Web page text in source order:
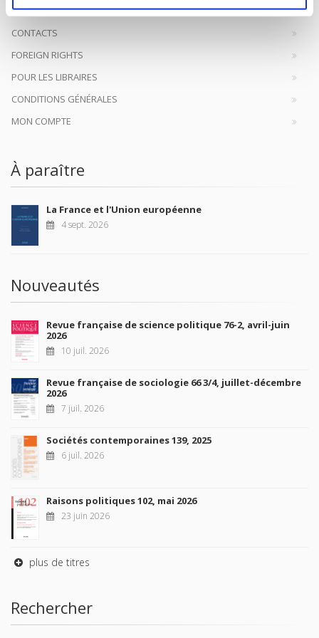
CONTACTS
FOREIGN RIGHTS
POUR LES LIBRAIRES
CONDITIONS GÉNÉRALES
MON COMPTE
À paraître
La France et l'Union européenne
4 sept. 2026
Nouveautés
Revue française de science politique 76-2, avril-juin
2026
10 juil. 2026
Revue française de sociologie 66 3/4, juillet-décembre
2026
7 juil. 2026
Sociétés contemporaines 139, 2025
6 juil. 2026
Raisons politiques 102, mai 2026
23 juin 2026
plus de titres
Rechercher